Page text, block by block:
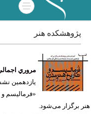
پژوهشکده هنر
مروري اجمالي
یازدهمین
«فرمالیسم و
برگزار می‌شود.